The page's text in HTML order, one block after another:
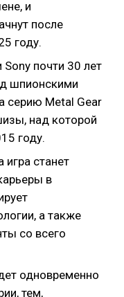
и
после
году.
Sony почти 30 лет
шпионскими
серию Metal Gear
над которой
году.
игра станет
в
а также
со всего
одновременно
тем,